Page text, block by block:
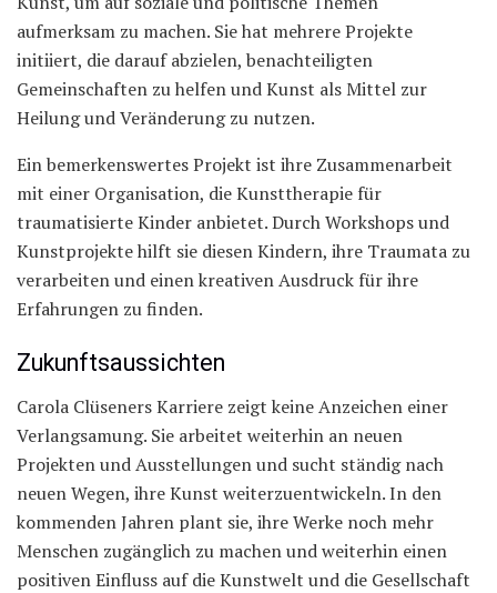
aufmerksam zu machen. Sie hat mehrere Projekte
initiiert, die darauf abzielen, benachteiligten
Gemeinschaften zu helfen und Kunst als Mittel zur
Heilung und Veränderung zu nutzen.
Ein bemerkenswertes Projekt ist ihre Zusammenarbeit
mit einer Organisation, die Kunsttherapie für
traumatisierte Kinder anbietet. Durch Workshops und
Kunstprojekte hilft sie diesen Kindern, ihre Traumata zu
verarbeiten und einen kreativen Ausdruck für ihre
Erfahrungen zu finden.
Zukunftsaussichten
Carola Clüseners Karriere zeigt keine Anzeichen einer
Verlangsamung. Sie arbeitet weiterhin an neuen
Projekten und Ausstellungen und sucht ständig nach
neuen Wegen, ihre Kunst weiterzuentwickeln. In den
kommenden Jahren plant sie, ihre Werke noch mehr
Menschen zugänglich zu machen und weiterhin einen
positiven Einfluss auf die Kunstwelt und die Gesellschaft